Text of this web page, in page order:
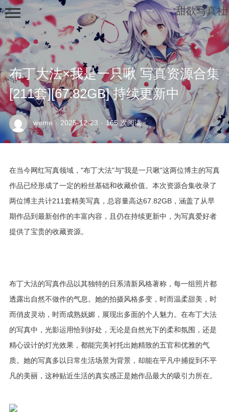
布丁大法×我是一只啾 写真资源合集
[211套][67.82GB] 持续更新中
weme · 2025-12-23 · 165 次阅读
在当今网红写真领域，"布丁大法"与"我是一只啾"这两位博主的写真
作品已经形成了一定的粉丝基础和收藏价值。本次资源合集收录了
两位博主共计211套精美写真，总容量高达67.82GB，涵盖了从早
期作品到最新创作的丰富内容，且仍在持续更新中，为写真爱好者
提供了宝贵的收藏资源。
布丁大法的写真作品以其独特的日系清新风格著称，每一组照片都
透露出自然不做作的气息。她的拍摄风格多变，时而温柔甜美，时
而俏皮灵动，时而成熟妩媚，展现出多面的个人魅力。在布丁大法
的写真中，光影运用恰到好处，无论是自然光下的柔和氛围，还是
精心设计的灯光效果，都能完美衬托出她精致的五官和优雅的气
质。她的写真多以日常生活场景为背景，却能在平凡中捕捉到不平
凡的美丽，这种贴近生活的真实感正是她作品最大的吸引力所在。
甜欲写真社
示
例
面